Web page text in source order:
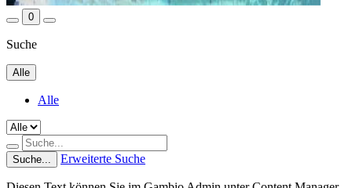
0
Suche
Alle
Alle
Suche... Erweiterte Suche